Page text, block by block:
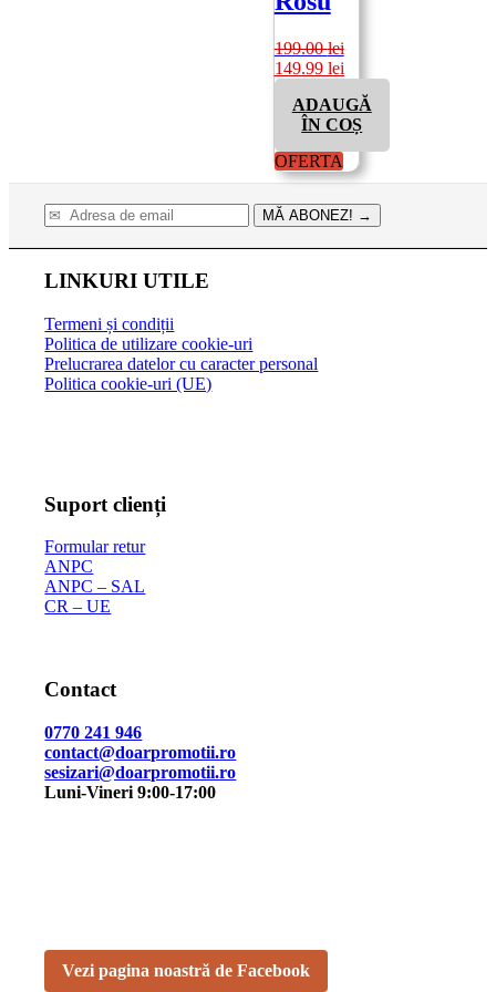
199.00lei
Prețul
inițial
fost:
199.00 lei.
149.99 leiPrețul
este:
149.99 lei.
ADAUGĂ
ÎN COȘ
OFERTA
MĂ ABONEZ! →
LINKURI UTILE
Termeni și condiții
Politica de utilizare cookie-uri
Prelucrarea datelor cu caracter personal
Politica cookie-uri (UE)
Suport clienți
Formular retur
ANPC
ANPC – SAL
CR – UE
Contact
0770 241 946
contact@doarpromotii.ro
sesizari@doarpromotii.ro
Luni-Vineri 9:00-17:00
Vezi pagina noastră de Facebook